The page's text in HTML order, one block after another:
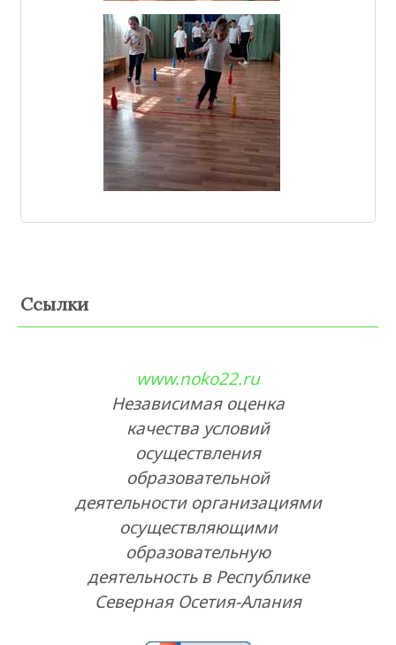
Ссылки
www.noko22.ru
Независимая оценка
качества условий
осуществления
образовательной
деятельности организациями
осуществляющими
образовательную
деятельность в Республике
Северная Осетия-Алания